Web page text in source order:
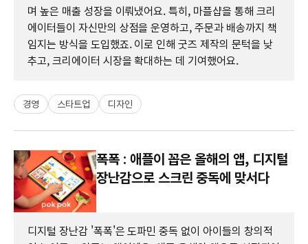
며 높은 매출 성장을 이뤄냈어요. 특히, 마플샵을 통해 크리
에이터들이 자신만의 상점을 운영하고, 주문과 배송까지 책
임지는 방식을 도입했죠. 이로 인해 굿즈 제작의 문턱을 낮
추고, 크리에이터 시장을 확대하는 데 기여했어요.
경영 스타트업 디자인
폭폭 : 애플이 꼽은 올해의 앱, 디지털
장난감으로 스크린 중독에 맞서다
디지털 장난감 '폭폭'은 도파민 중독 없이 아이들의 창의적